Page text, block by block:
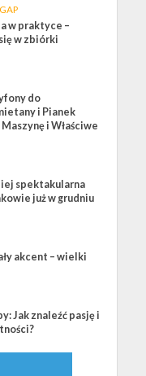
w praktyce –
w zbiórki
do
i Pianek
i Właściwe
spektakularna
już w grudniu
akcent – wielki
Jak znaleźć pasję i